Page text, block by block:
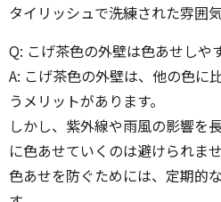
タイリッシュで洗練された雰囲
Q: こげ茶色の外壁は色あせしや
A: こげ茶色の外壁は、他の色に
うメリットがあります。
しかし、紫外線や雨風の影響を
に色あせていくのは避けられませ
色あせを防ぐためには、定期的